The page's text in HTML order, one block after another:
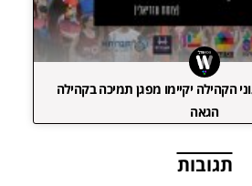
הקהילה יקיימו מפגן תמיכה בקהילה
הגאה
תגובות